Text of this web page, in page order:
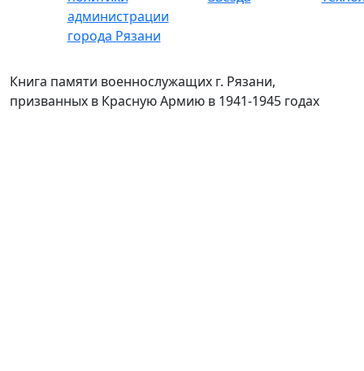
Книга памяти военнослужащих г. Рязани,
призванных в Красную Армию в 1941-1945 годах